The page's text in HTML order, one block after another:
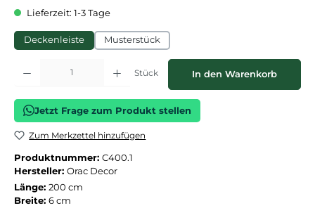
Lieferzeit: 1-3 Tage
Deckenleiste Musterstück
Produkt Anzahl: Gib den gewünschten Wert ein oder benutze die
Stück In den Warenkorb
Jetzt Frage zum Produkt stellen
Zum Merkzettel hinzufügen
Produktnummer: C400.1
Hersteller: Orac Decor
Länge: 200 cm
Breite: 6 cm